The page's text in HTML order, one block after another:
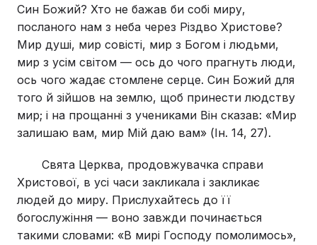
Син Божий? Хто не бажав би собі миру,
посланого нам з неба через Різдво Христове?
Мир душі, мир совісті, мир з Богом і людьми,
мир з усім світом — ось до чого прагнуть люди,
ось чого жадає стомлене серце. Син Божий для
того й зійшов на землю, щоб принести людству
мир; і на прощанні з учениками Він сказав: «Мир
залишаю вам, мир Мій даю вам» (Ін. 14, 27).
Свята Церква, продовжувачка справи
Христової, в усі часи закликала і закликає
людей до миру. Прислухайтесь до її
богослужіння — воно завжди починається
такими словами: «В мирі Господу помолимось»,